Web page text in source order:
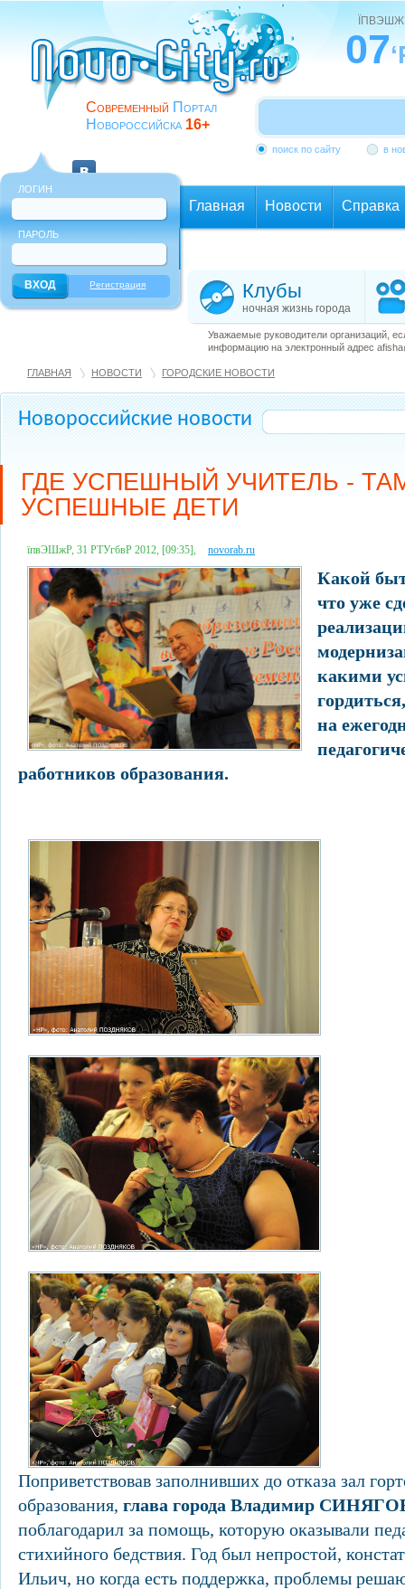
Современный Портал
Новороссийска 16+
07
поиск по сайту в
ЛОГИН
ПАРОЛЬ
Регистрация
Главная Новости Справка
Клубы
ночная жизнь города
Уважаемые руководители организаций,
информацию на электронный адрес
ГЛАВНАЯ НОВОСТИ ГОРОДСКИЕ НОВОСТИ
Новороссийские новости
ГДЕ УСПЕШНЫЙ УЧИТЕЛЬ -
УСПЕШНЫЕ ДЕТИ
їпвЭШжР, 31 РТУгбвР 2012, [09:35], novorab.ru
Какой
что уже
какими
на
работников образования.
Поприветствовав заполнивших до отказа зал
образования, глава города Владимир
поблагодарил за помощь, которую оказывали
стихийного бедствия. Год был непростой,
Ильич, но когда есть поддержка, проблемы